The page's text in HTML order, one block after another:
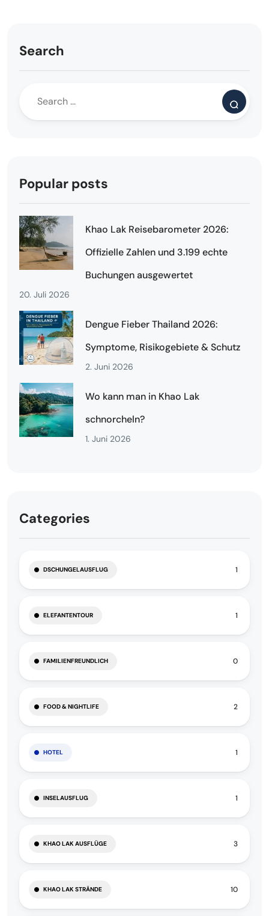
Search
Popular posts
Khao Lak Reisebarometer 2026:
Offizielle Zahlen und 3.199 echte
Buchungen ausgewertet
20. Juli 2026
Dengue Fieber Thailand 2026:
Symptome, Risikogebiete & Schutz
2. Juni 2026
Wo kann man in Khao Lak
schnorcheln?
1. Juni 2026
Categories
DSCHUNGELAUSFLUG 1
ELEFANTENTOUR 1
FAMILIENFREUNDLICH 0
FOOD & NIGHTLIFE 2
HOTEL 1
INSELAUSFLUG 1
KHAO LAK AUSFLÜGE 3
KHAO LAK STRÄNDE 10